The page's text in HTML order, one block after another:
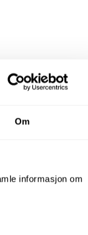
Om
informasjon om